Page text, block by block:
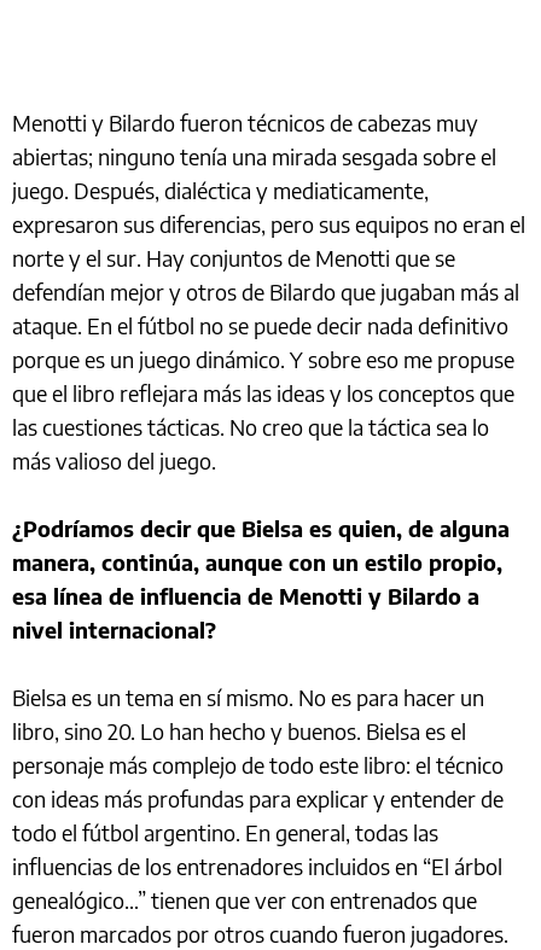
Menotti y Bilardo fueron técnicos de cabezas muy
abiertas; ninguno tenía una mirada sesgada sobre el
juego. Después, dialéctica y mediaticamente,
expresaron sus diferencias, pero sus equipos no eran el
norte y el sur. Hay conjuntos de Menotti que se
defendían mejor y otros de Bilardo que jugaban más al
ataque. En el fútbol no se puede decir nada definitivo
porque es un juego dinámico. Y sobre eso me propuse
que el libro reflejara más las ideas y los conceptos que
las cuestiones tácticas. No creo que la táctica sea lo
más valioso del juego.
¿Podríamos decir que Bielsa es quien, de alguna
manera, continúa, aunque con un estilo propio,
esa línea de influencia de Menotti y Bilardo a
nivel internacional?
Bielsa es un tema en sí mismo. No es para hacer un
libro, sino 20. Lo han hecho y buenos. Bielsa es el
personaje más complejo de todo este libro: el técnico
con ideas más profundas para explicar y entender de
todo el fútbol argentino. En general, todas las
influencias de los entrenadores incluidos en “El árbol
genealógico…” tienen que ver con entrenados que
fueron marcados por otros cuando fueron jugadores.